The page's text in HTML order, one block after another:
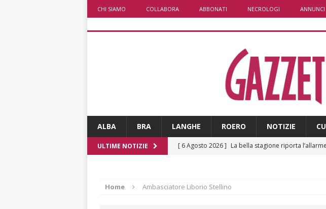
CHI SIAMO COLLABORA ABBONATI NECROLOGI ANNUNCI
ALBA BRA LANGHE ROERO NOTIZIE
ULTIME NOTIZIE [ 6 Agosto 2026 ] La bella stagione riporta
Home Ambasciatore Liborio Stellino